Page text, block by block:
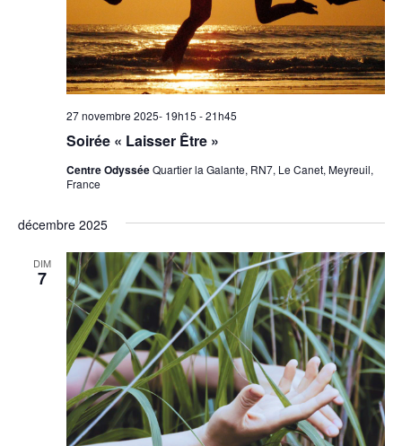
Soirée « Laisser Être »
27 novembre 2025- 19h15 -21h45
Centre OdysséeQuartier la Galante, RN7, Le Canet, Meyreuil,
France
décembre 2025
DIM
7